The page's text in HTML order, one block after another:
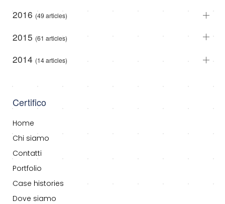
2016 (49 articles)
2015 (61 articles)
2014 (14 articles)
Certifico
Home
Chi siamo
Contatti
Portfolio
Case histories
Dove siamo